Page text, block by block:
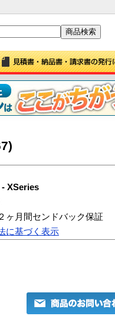
XSeries
ヶ月間センドバック保証
に基づく表示